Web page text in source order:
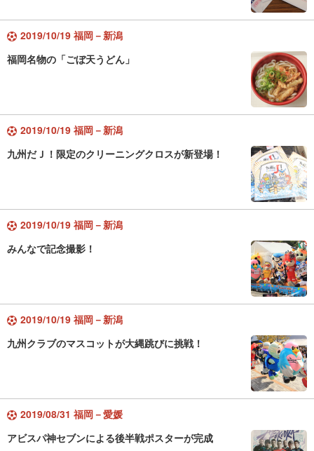
2019/10/19 福岡－新潟
福岡名物の「ごぼ天うどん」
2019/10/19 福岡－新潟
九州だＪ！限定のクリーニングクロスが新登場！
2019/10/19 福岡－新潟
みんなで記念撮影！
2019/10/19 福岡－新潟
九州クラブのマスコットが大縄跳びに挑戦！
2019/08/31 福岡－愛媛
アビスパ神セブンによる後半戦ポスターが完成